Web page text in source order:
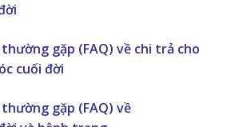
gặp (FAQ) về chi trả cho
cuối đời
gặp (FAQ) về